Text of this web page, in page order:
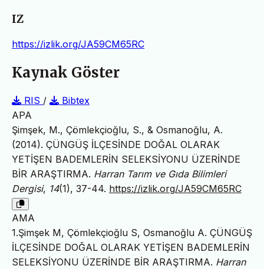
IZ
https://izlik.org/JA59CM65RC
Kaynak Göster
RIS /
Bibtex
APA
Şimşek, M., Çömlekçioğlu, S., & Osmanoğlu, A.
(2014). ÇÜNGÜŞ İLÇESİNDE DOĞAL OLARAK
YETİŞEN BADEMLERİN SELEKSİYONU ÜZERİNDE
BİR ARAŞTIRMA. Harran Tarım ve Gıda Bilimleri
Dergisi, 14(1), 37-44. https://izlik.org/JA59CM65RC
AMA
1.Şimşek M, Çömlekçioğlu S, Osmanoğlu A. ÇÜNGÜŞ
İLÇESİNDE DOĞAL OLARAK YETİŞEN BADEMLERİN
SELEKSİYONU ÜZERİNDE BİR ARAŞTIRMA. Harran